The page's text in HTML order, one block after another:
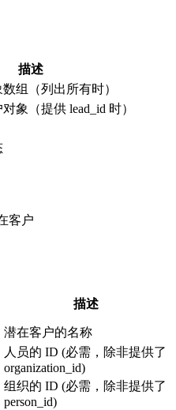
描述
组（列出所有时）
象（提供 lead_id 时）
客户
描述
潜在客户的名称
人员的 ID (必需，除非提供了
organization_id)
组织的 ID (必需，除非提供了
person_id)